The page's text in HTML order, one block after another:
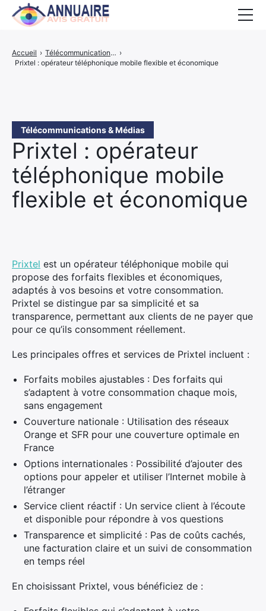
Accueil › Télécommunications & Médias ›
Prixtel : opérateur téléphonique mobile flexible et économique
Télécommunications & Médias
Prixtel : opérateur
téléphonique mobile
flexible et économique
Prixtel est un opérateur téléphonique mobile qui
propose des forfaits flexibles et économiques,
adaptés à vos besoins et votre consommation.
Prixtel se distingue par sa simplicité et sa
transparence, permettant aux clients de ne payer que
pour ce qu’ils consomment réellement.
Les principales offres et services de Prixtel incluent :
Forfaits mobiles ajustables : Des forfaits qui
s’adaptent à votre consommation chaque mois,
sans engagement
Couverture nationale : Utilisation des réseaux
Orange et SFR pour une couverture optimale en
France
Options internationales : Possibilité d’ajouter des
options pour appeler et utiliser l’Internet mobile à
l’étranger
Service client réactif : Un service client à l’écoute
et disponible pour répondre à vos questions
Transparence et simplicité : Pas de coûts cachés,
une facturation claire et un suivi de consommation
en temps réel
En choisissant Prixtel, vous bénéficiez de :
Activités